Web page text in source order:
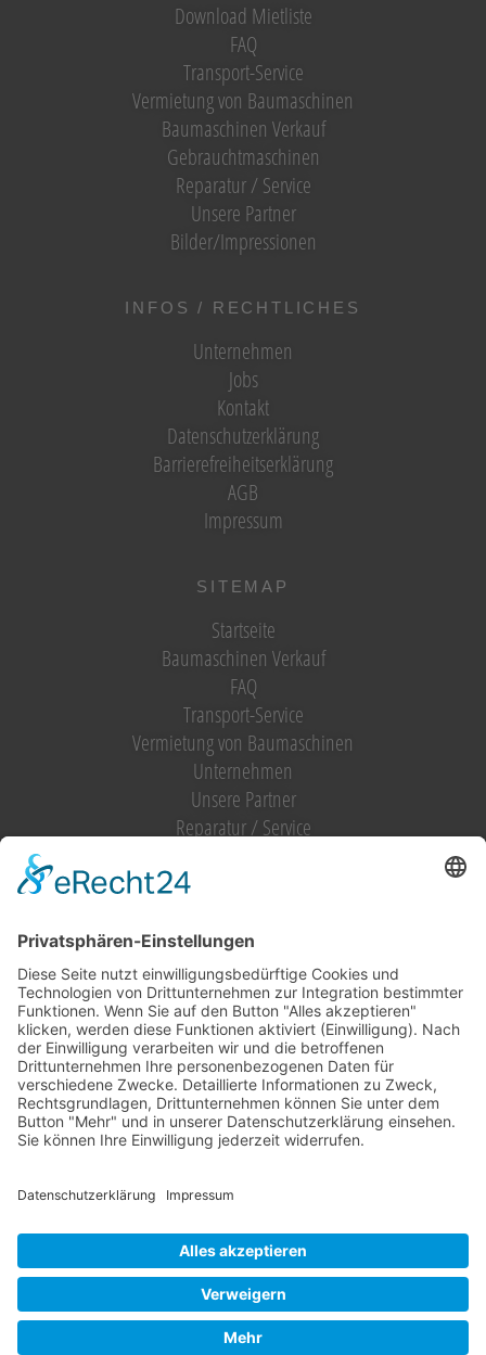
Download Mietliste
FAQ
Transport-Service
Vermietung von Baumaschinen
Baumaschinen Verkauf
Gebrauchtmaschinen
Reparatur / Service
Unsere Partner
Bilder/Impressionen
INFOS / RECHTLICHES
Unternehmen
Jobs
Kontakt
Datenschutzerklärung
Barrierefreiheitserklärung
AGB
Impressum
SITEMAP
Startseite
Baumaschinen Verkauf
FAQ
Transport-Service
Vermietung von Baumaschinen
Unternehmen
Unsere Partner
Reparatur / Service
Vermietung (alles)
Hebetechnik
Sägen, Trennen
Bagger
Oberflächenbearbeitung
Heizen, Kühlen, Luft
Reinigung
Strom
Verdichtung
© Baumaschinen Schmittinger GmbH Raiffeisenstr. 14 . 73257 Köngen . Tel.:
070249706-0